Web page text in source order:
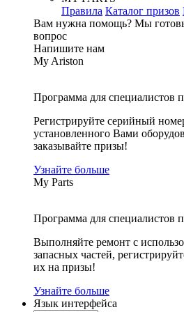
Правила Каталог призов
Вам нужна помощь? Мы
вопрос
Напишите нам
My Ariston
Программа для специалистов
Регистрируйте серийный
установленного Вами
заказывайте призы!
Узнайте больше
My Parts
Программа для специалистов
Выполняйте ремонт с
запасных частей,
их на призы!
Узнайте больше
Язык интерфейса